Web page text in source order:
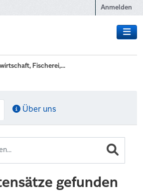
Anmelden
Fischerei,...
Über uns
gefunden